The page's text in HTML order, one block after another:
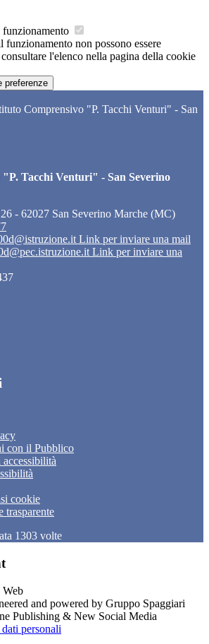
funzionamento
funzionamento non possono essere
l'elenco nella pagina della cookie
preferenze
Comprensivo "P. Tacchi Venturi" - San
Tacchi Venturi" - San Severino
- 62027 San Severino Marche (MC)
Link per inviare una mail
Link per inviare una
con il Pubblico
cookie
trasparente
1303 volte
and powered by Gruppo Spaggiari
Publishing & New Social Media
personali